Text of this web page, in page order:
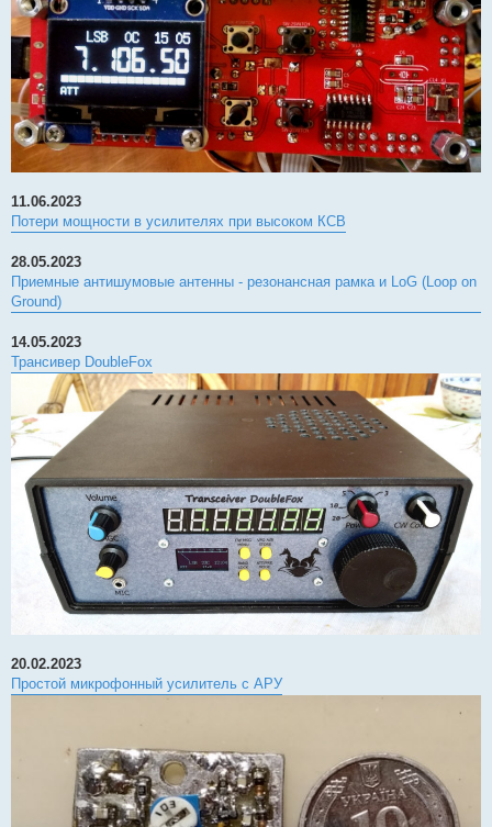
11.06.2023
Потери мощности в усилителях при высоком КСВ
28.05.2023
Приемные антишумовые антенны - резонансная рамка и LoG (Loop on
Ground)
14.05.2023
Трансивер DoubleFox
20.02.2023
Простой микрофонный усилитель с АРУ